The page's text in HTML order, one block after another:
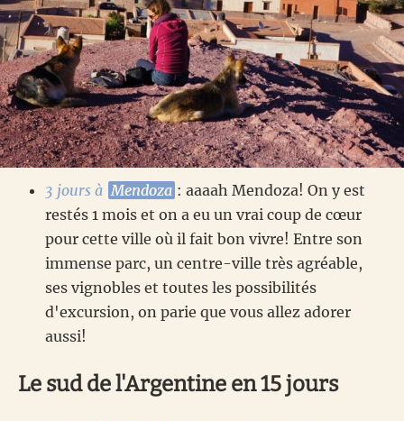
3 jours à Mendoza : aaaah Mendoza! On y est
restés 1 mois et on a eu un vrai coup de cœur
pour cette ville où il fait bon vivre! Entre son
immense parc, un centre-ville très agréable,
ses vignobles et toutes les possibilités
d'excursion, on parie que vous allez adorer
aussi!
Le sud de l'Argentine en 15 jours